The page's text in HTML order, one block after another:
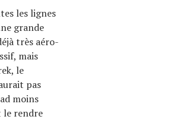
les lignes
grande
très aéro-
mais
le
pas
moins
le rendre